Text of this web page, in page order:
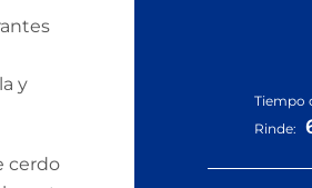
y
cerdo
Tiempo
Rinde: